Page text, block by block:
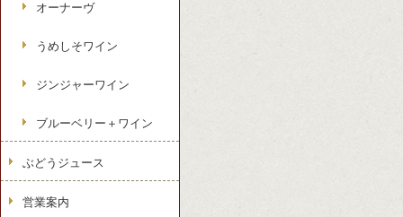
オーナーヴ
うめしそワイン
ジンジャーワイン
ブルーベリー＋ワイン
ぶどうジュース
営業案内